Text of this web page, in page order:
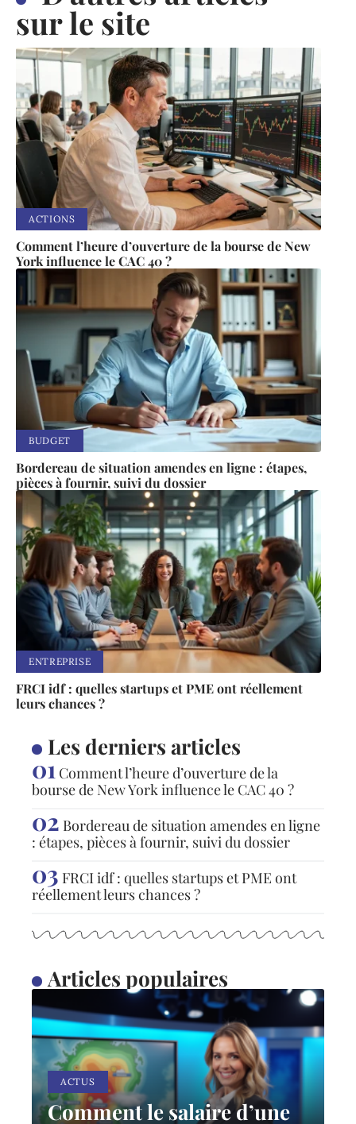
sur le site
ACTIONS
Comment l’heure d’ouverture de la bourse de New
York influence le CAC 40 ?
BUDGET
Bordereau de situation amendes en ligne : étapes,
pièces à fournir, suivi du dossier
ENTREPRISE
FRCI idf : quelles startups et PME ont réellement
leurs chances ?
Les derniers articles
Comment l’heure d’ouverture de la
bourse de New York influence le CAC 40 ?
Bordereau de situation amendes en ligne
: étapes, pièces à fournir, suivi du dossier
FRCI idf : quelles startups et PME ont
réellement leurs chances ?
Articles populaires
ACTUS
Comment le salaire d’une